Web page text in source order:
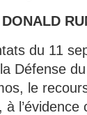
du 11
Défense
le